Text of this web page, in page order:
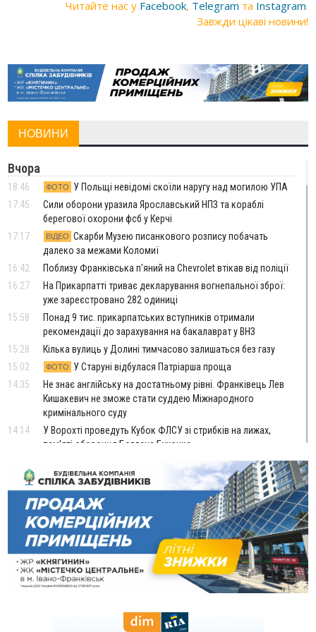
Читайте нас у Facebook, Telegram та Instagram.
Завжди цікаві новини!
НОВИНИ
Вчора
18:46 ФОТО
У Польщі невідомі скоїли наругу над могилою УПА
17:45
Сили оборони уразила Ярославський НПЗ та кораблі
берегової охорони фсб у Керчі
17:17
ВІДЕО Скарби Музею писанкового розпису побачать
далеко за межами Коломиї
16:42
Поблизу Франківська п'яний на Chevrolet втікав від поліції
16:27
На Прикарпатті триває декларування вогнепальної зброї:
уже зареєстровано 282 одиниці
15:58
Понад 9 тис. прикарпатських вступників отримали
рекомендації до зарахування на бакалаврат у ВНЗ
15:28
Кілька вулиць у Долині тимчасово залишаться без газу
15:02
ФОТО
У Старуні відбулася Патріарша проща
14:35
Не знає англійську на достатньому рівні. Франківець Лев
Кишакевич не зможе стати суддею Міжнародного
кримінального суду
14:14
У Ворохті проведуть Кубок ФЛСУ зі стрибків на лижах,
пам'яті оборонця Богдана Бухонка
На Калущині розшукали чоловіка, який три дні
блукав у лісі
13:14
Боднар розповів про реакцію влади Польщі на атаки на
українців та про зміни після 23 серпня
12:31
ВІДЕО "Едельвейси" щемливо привітали рідну Коломию з
Днем міста
11:55
Вчора у Франківську, Коломиї, Долині та Яремче
зафіксували рекордну спеку
11:45
У Надвірній п'яна жінка побила малолітнього хлопчика: суд
У басейні Дністра встановилася гідрологічна посуха - рівні